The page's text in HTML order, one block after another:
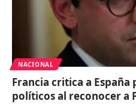
NACIONAL
Francia critica a
políticos al reconocer a